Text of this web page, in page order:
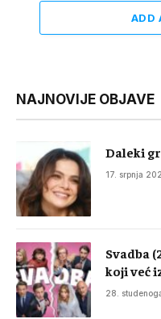
ADD
NAJNOVIJE OBJAVE
Daleki
17. srpnja
Svadba
koji već
28.